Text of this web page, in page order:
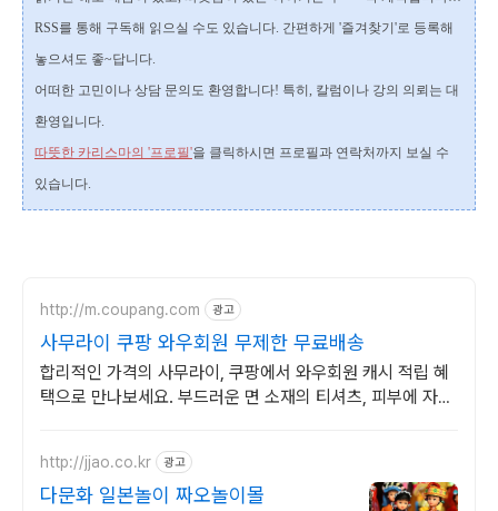
RSS를 통해 구독해 읽으실 수도 있습니다. 간편하게 '즐겨찾기'로 등록해
놓으셔도 좋~답니다.
어떠한 고민이나 상담 문의도 환영합니다! 특히, 칼럼이나 강의 의뢰는 대
환영입니다.
따뜻한 카리스마의 '프로필'을 클릭하시면 프로필과 연락처까지 보실 수
있습니다.
http://m.coupang.com 광고
사무라이 쿠팡 와우회원 무제한 무료배송
합리적인 가격의 사무라이, 쿠팡에서 와우회원 캐시 적립 혜
택으로 만나보세요. 부드러운 면 소재의 티셔츠, 피부에 자극
http://jjao.co.kr 광고
다문화 일본놀이 짜오놀이몰